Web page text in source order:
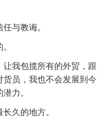
与教诲。
让我包揽所有的外贸，跟
员，我也不会发展到今
力。
久的地方。